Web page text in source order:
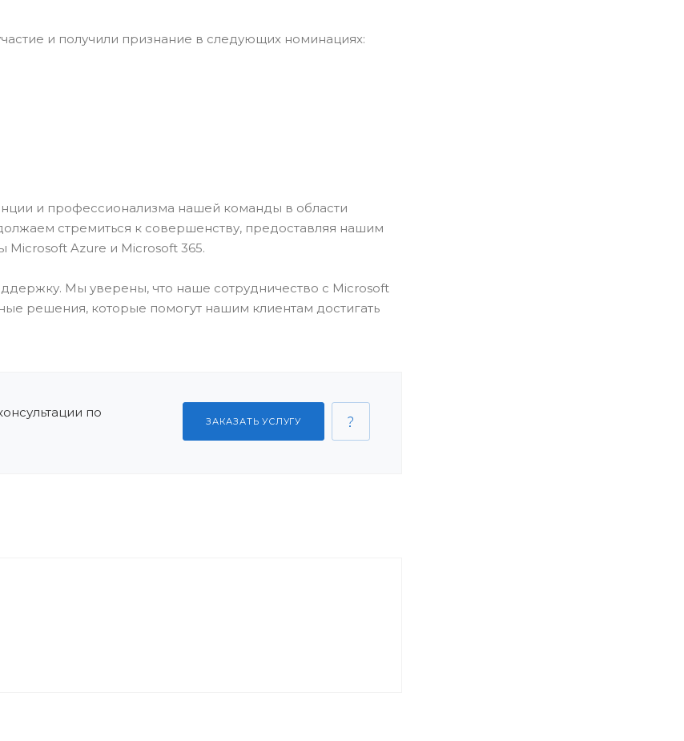
и получили признание в следующих номинациях:
и профессионализма нашей команды в области
стремиться к совершенству, предоставляя нашим
Azure и Microsoft 365.
Мы уверены, что наше сотрудничество с Microsoft
решения, которые помогут нашим клиентам достигать
по
ЗАКАЗАТЬ УСЛУГУ